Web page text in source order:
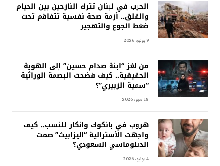
الحرب في لبنان تترك النازحين بين الخيام
والقلق.. أزمة صحة نفسية تتفاقم تحت
ضغط الجوع والتهجير
9 يوليو، 2026
من لغز “ابنة صدام حسين” إلى الهوية
الحقيقية.. كيف فضحت البصمة الوراثية
“سمية الزبيري”؟
18 مايو، 2026
هروب في بانكوك وإنكار للنسب.. كيف
واجهت الأسترالية “إليزابيث” صمت
الدبلوماسي السعودي؟
4 يونيو، 2026